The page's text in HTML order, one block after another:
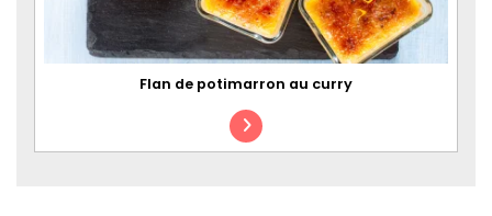
Flan de potimarron au curry